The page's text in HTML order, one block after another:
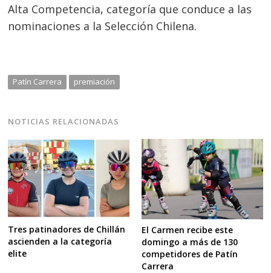
Alta Competencia, categoría que conduce a las
nominaciones a la Selección Chilena.
Patín Carrera premiación
NOTICIAS RELACIONADAS
Tres patinadores de Chillán
ascienden a la categoría
elite
El Carmen recibe este
domingo a más de 130
competidores de Patín
Carrera